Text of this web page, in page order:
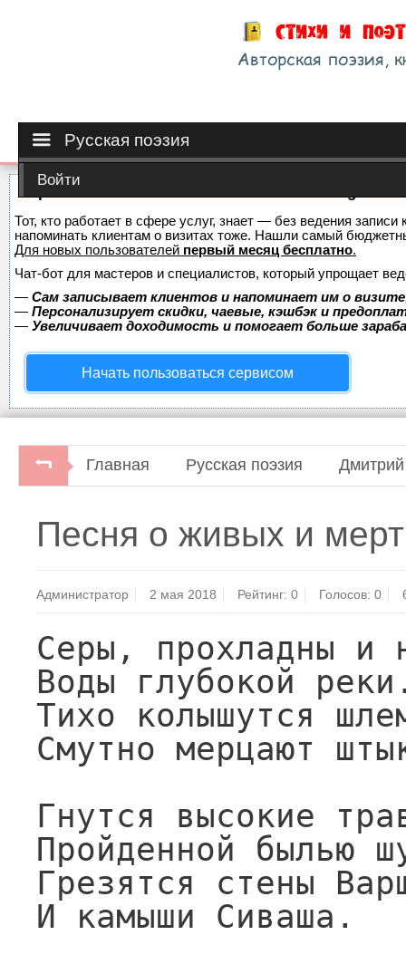
Русская поэзия
Войти
Тот, кто работает в сфере услуг, знает — без ведения
напоминать клиентам о визитах тоже. Нашли самый
Для новых пользователей первый месяц бесплатно.
Чат-бот для мастеров и специалистов, который упрощает
— Сам записывает клиентов и напоминает им о
— Персонализирует скидки, чаевые, кэшбэк и
— Увеличивает доходимость и помогает больше
Начать пользоваться сервисом
Главная Русская поэзия
Песня о живых и
Администратор 2 мая 2018 Рейтинг:0 Голосов: 0
Серы, прохладны и
Воды глубокой
Тихо колышутся
Смутно мерцают
Гнутся высокие
Пройденной былью
Грезятся стены
И камыши Сиваша.